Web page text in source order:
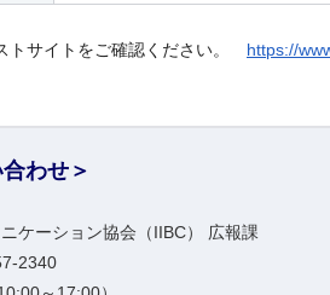
トサイトをご確認ください。 https://
わせ＞
ケーション協会（IIBC） 広報課
2340